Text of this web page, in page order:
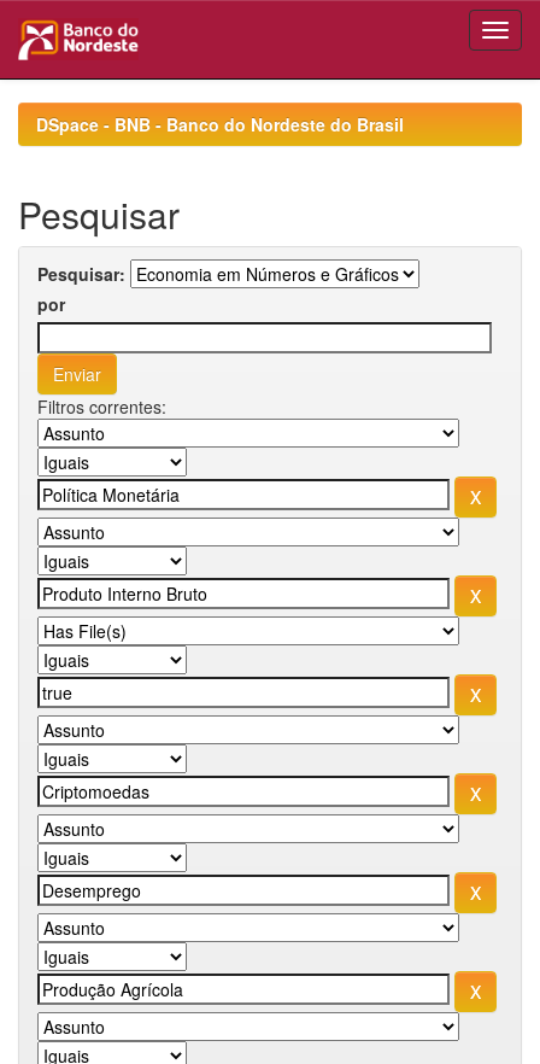
navigationDSpace - BNB - Banco do Nordeste do Brasil
Pesquisar
Pesquisar:
por
Filtros correntes: